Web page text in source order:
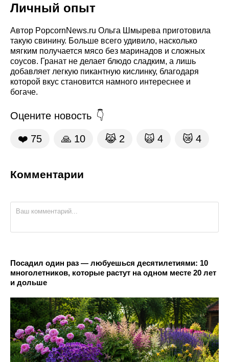
Личный опыт
Автор PopcornNews.ru Ольга Шмырева приготовила
такую свинину. Больше всего удивило, насколько
мягким получается мясо без маринадов и сложных
соусов. Гранат не делает блюдо сладким, а лишь
добавляет легкую пикантную кислинку, благодаря
которой вкус становится намного интереснее и
богаче.
Оцените новость
❤️ 75 🙏 10 😹 2 🙀 4 😿 4
Комментарии
Посадил один раз — любуешься десятилетиями: 10
многолетников, которые растут на одном месте 20 лет
и дольше